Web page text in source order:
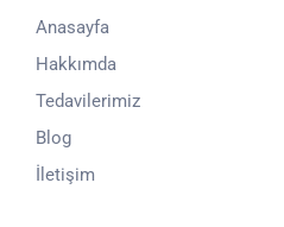
Anasayfa
Hakkımda
Tedavilerimiz
Blog
İletişim